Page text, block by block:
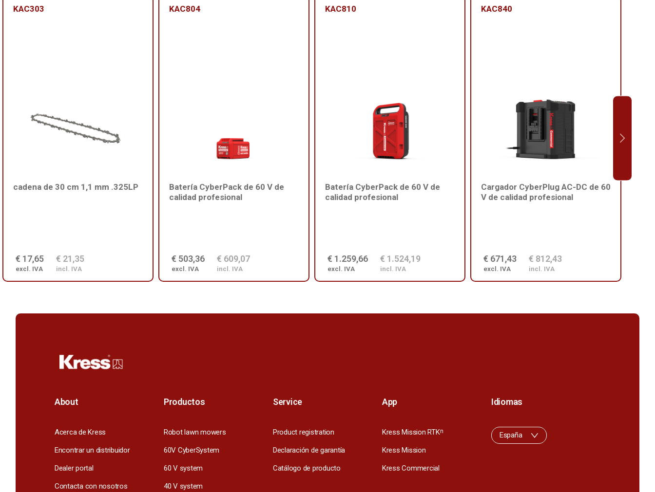
KAC303
cadena de 30 cm 1,1 mm .325LP
€ 17,65
excl. IVA
€ 21,35
incl. IVA
KAC804
Batería CyberPack de 60 V de
calidad profesional
€ 503,36
excl. IVA
€ 609,07
incl. IVA
KAC810
Batería CyberPack de 60 V de
calidad profesional
€ 1.259,66
excl. IVA
€ 1.524,19
incl. IVA
KAC840
Cargador CyberPlug AC-DC de 60
V de calidad profesional
€ 671,43
excl. IVA
€ 812,43
incl. IVA
About
Acerca de Kress
Encontrar un distribuidor
Dealer portal
Contacta con nosotros
Productos
Robot lawn mowers
60V CyberSystem
60 V system
40 V system
Service
Product registration
Declaración de garantía
Catálogo de producto
App
Kress Mission RTKn
Kress Mission
Kress Commercial
Idiomas
España